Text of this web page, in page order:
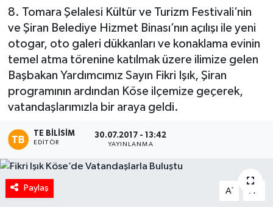
8. Tomara Şelalesi Kültür ve Turizm Festivali’nin
ve Şiran Belediye Hizmet Binası’nın açılışı ile yeni
otogar, oto galeri dükkanları ve konaklama evinin
temel atma törenine katılmak üzere ilimize gelen
Başbakan Yardımcımız Sayın Fikri Işık, Şiran
programının ardından Köse ilçemize geçerek,
vatandaşlarımızla bir araya geldi.
TE BILISIM
EDITÖR
30.07.2017 - 13:42
YAYINLANMA
Paylaş A- A
Son Dakika Haberleri
Haber Arşivi